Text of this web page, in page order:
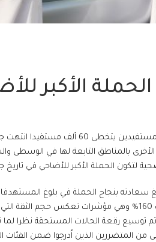
الأكبر
تبرعات المحسنين وصلت إلى 6500 أضحية،
وتجاوزها إلى 6500 أضحية بنسبة زيادة ضخمة بلغت 160% وهي
توسيع رقعة الحالات المستحقة نظرا
من المتضررين الذين اُدرجوا ضمن